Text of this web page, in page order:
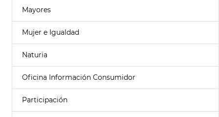
Mayores
Mujer e Igualdad
Naturia
Oficina Información Consumidor
Participación